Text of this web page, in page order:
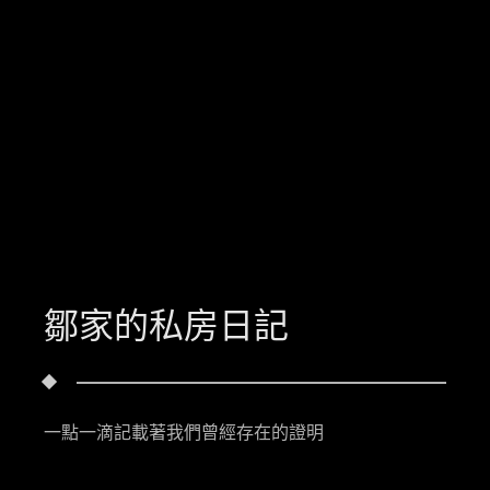
鄒家的私房日記
一點一滴記載著我們曾經存在的證明